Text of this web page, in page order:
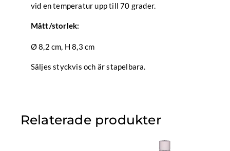
vid en temperatur upp till 70 grader.
Mått/storlek:
Ø 8,2 cm, H 8,3 cm
Säljes styckvis och är stapelbara.
Relaterade produkter